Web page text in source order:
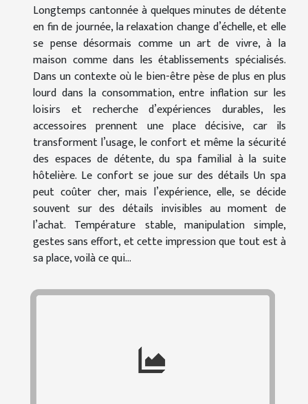
Longtemps cantonnée à quelques minutes de détente
en fin de journée, la relaxation change d’échelle, et elle
se pense désormais comme un art de vivre, à la
maison comme dans les établissements spécialisés.
Dans un contexte où le bien-être pèse de plus en plus
lourd dans la consommation, entre inflation sur les
loisirs et recherche d’expériences durables, les
accessoires prennent une place décisive, car ils
transforment l’usage, le confort et même la sécurité
des espaces de détente, du spa familial à la suite
hôtelière. Le confort se joue sur des détails Un spa
peut coûter cher, mais l’expérience, elle, se décide
souvent sur des détails invisibles au moment de
l’achat. Température stable, manipulation simple,
gestes sans effort, et cette impression que tout est à
sa place, voilà ce qui...